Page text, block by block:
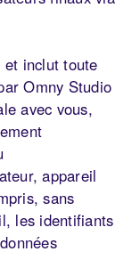
et inclut toute
Omny Studio
avec vous,
appareil
sans
les identifiants